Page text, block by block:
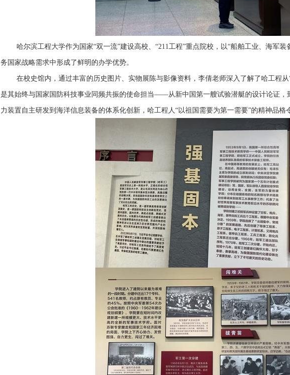
哈尔滨工程大学作为国家“双一流”建设高校、“211工程”重点院校，以“船舶工业、海军
务国家战略需求中形成了鲜明的办学优势。
在校史馆内，通过丰富的历史图片、实物展陈与影像资料， 李倩老师深入了解了哈工程从
是其始终与国家国防科技事业同频共振的使命担当——从新中国第一艘试验潜艇的设计论证，
力装置自主研发到海洋信息装备的体系化创新，哈工程人“以祖国需要为第一需要”的精神品格